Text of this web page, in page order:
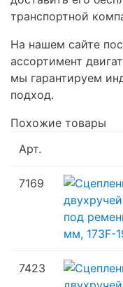
транспортной
На нашем сайте
ассортимент
мы гарантируем
подход.
Похожие товары
Арт.
7169
7423